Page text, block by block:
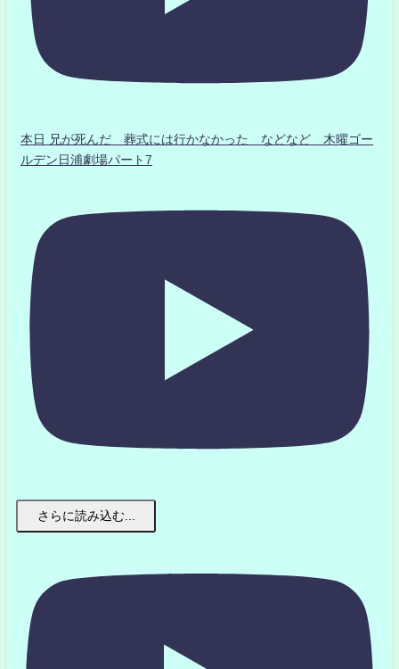
本日 兄が死んだ 葬式には行かなかった などなど 木曜ゴー
ルデン日浦劇場パート7
さらに読み込む...